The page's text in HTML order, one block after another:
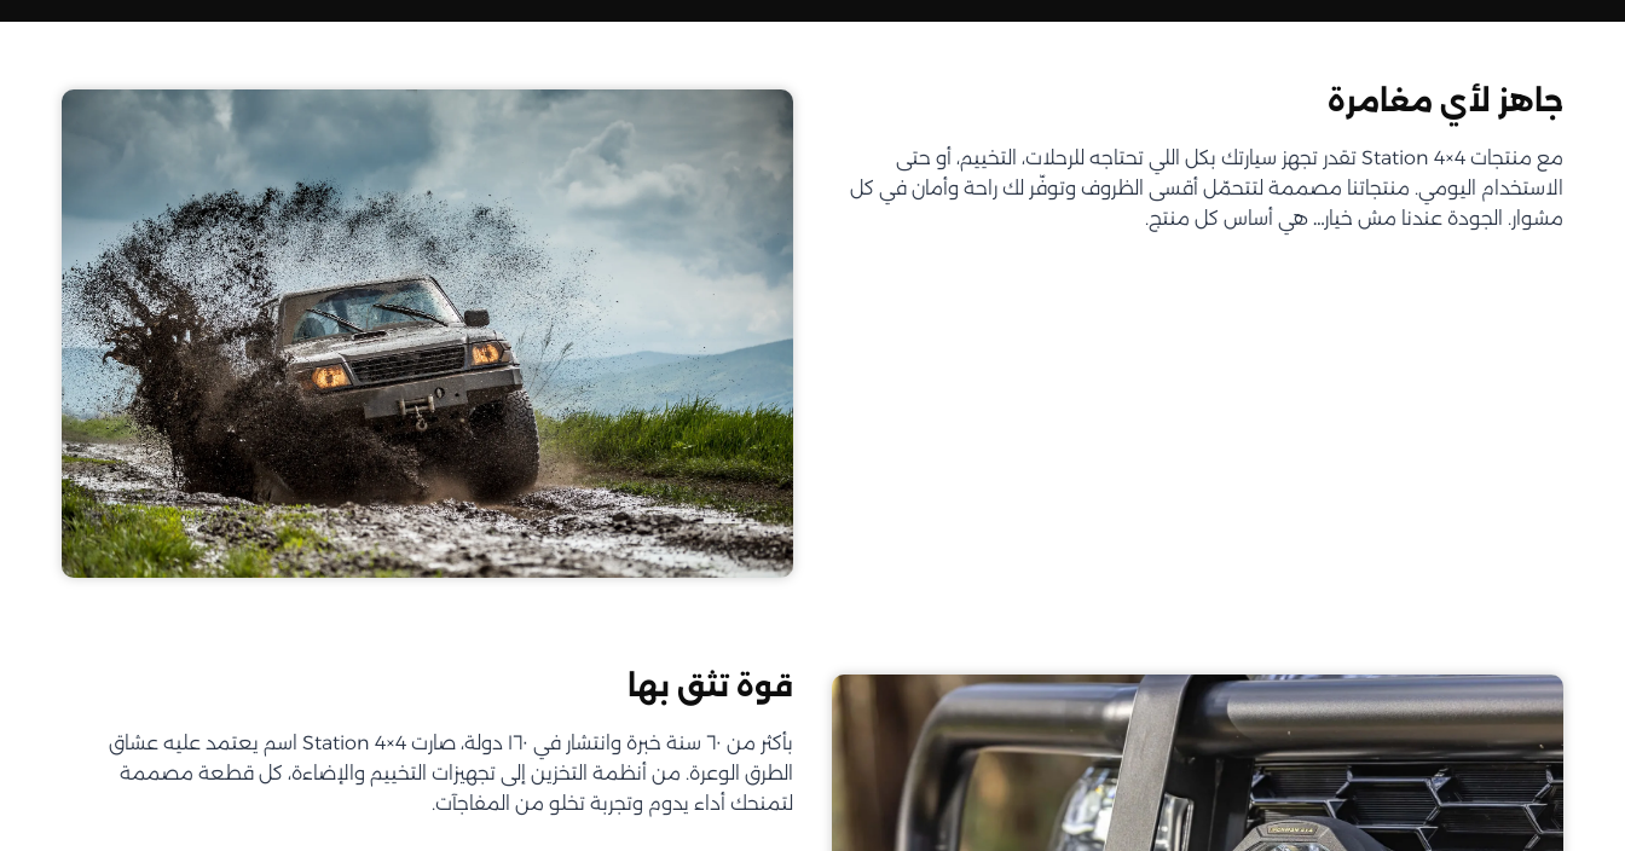
جاهز لأي مغامرة
مع منتجات Station 4×4 تقدر تجهز سيارتك بكل اللي تحتاجه للرحلات، التخييم، أو حتى
الاستخدام اليومي. منتجاتنا مصممة لتتحمّل أقسى الظروف وتوفّر لك راحة وأمان في كل
مشوار. الجودة عندنا مش خيار… هي أساس كل منتج.
قوة تثق بها
بأكثر من ٦٠ سنة خبرة وانتشار في ١٦٠ دولة، صارت Station 4×4 اسم يعتمد عليه عشاق
الطرق الوعرة. من أنظمة التخزين إلى تجهيزات التخييم والإضاءة، كل قطعة مصممة
لتمنحك أداء يدوم وتجربة تخلو من المفاجآت.